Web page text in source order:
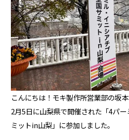
こんにちは！モキ製作所営業部の坂本
2月5日に山梨県で開催された「4パ
ミットin山梨」に参加しました。